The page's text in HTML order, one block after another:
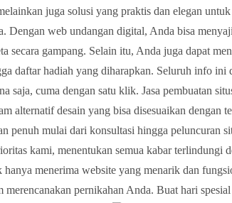
juga solusi yang praktis dan elegan
Dengan web undangan digital, Anda bisa
secara gampang. Selain itu, Anda juga dapat
daftar hadiah yang diharapkan. Seluruh info ini
saja, cuma dengan satu klik. Jasa pembuatan
alternatif desain yang bisa disesuaikan dengan
penuh mulai dari konsultasi hingga peluncuran
kami, menentukan semua kabar terlindungi
menerima website yang menarik dan
merencanakan pernikahan Anda. Buat hari